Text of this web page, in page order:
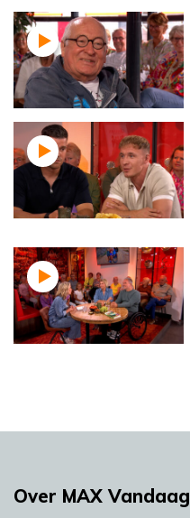
Over MAX Vandaag